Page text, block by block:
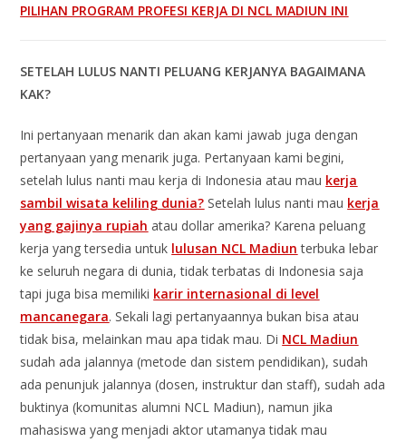
PILIHAN PROGRAM PROFESI KERJA DI NCL MADIUN INI
SETELAH LULUS NANTI PELUANG KERJANYA BAGAIMANA
KAK?
Ini pertanyaan menarik dan akan kami jawab juga dengan
pertanyaan yang menarik juga. Pertanyaan kami begini,
setelah lulus nanti mau kerja di Indonesia atau mau kerja
sambil wisata keliling dunia? Setelah lulus nanti mau kerja
yang gajinya rupiah atau dollar amerika? Karena peluang
kerja yang tersedia untuk lulusan NCL Madiun terbuka lebar
ke seluruh negara di dunia, tidak terbatas di Indonesia saja
tapi juga bisa memiliki karir internasional di level
mancanegara. Sekali lagi pertanyaannya bukan bisa atau
tidak bisa, melainkan mau apa tidak mau. Di NCL Madiun
sudah ada jalannya (metode dan sistem pendidikan), sudah
ada penunjuk jalannya (dosen, instruktur dan staff), sudah ada
buktinya (komunitas alumni NCL Madiun), namun jika
mahasiswa yang menjadi aktor utamanya tidak mau